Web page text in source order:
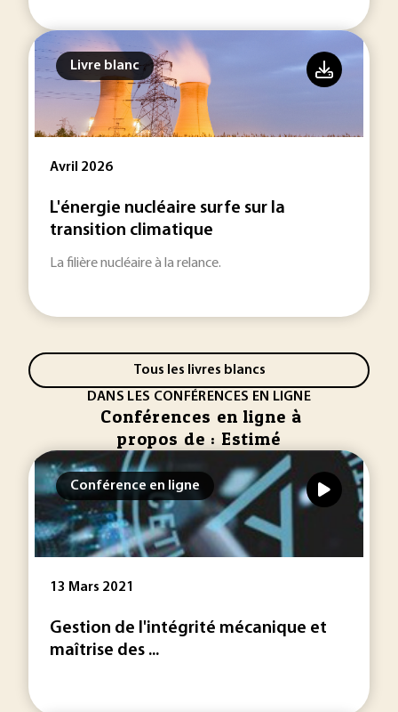
Livre blanc
Avril 2026
L'énergie nucléaire surfe sur la
transition climatique
La filière nucléaire à la relance.
Tous les livres blancs
DANS LES CONFÉRENCES EN LIGNE
Conférences en ligne à
propos de : Estimé
Conférence en ligne
13 Mars 2021
Gestion de l'intégrité mécanique et
maîtrise des ...